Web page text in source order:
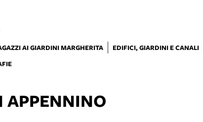
AI GIARDINI MARGHERITA EDIFICI, GIARDINI E CANALI
APPENNINO